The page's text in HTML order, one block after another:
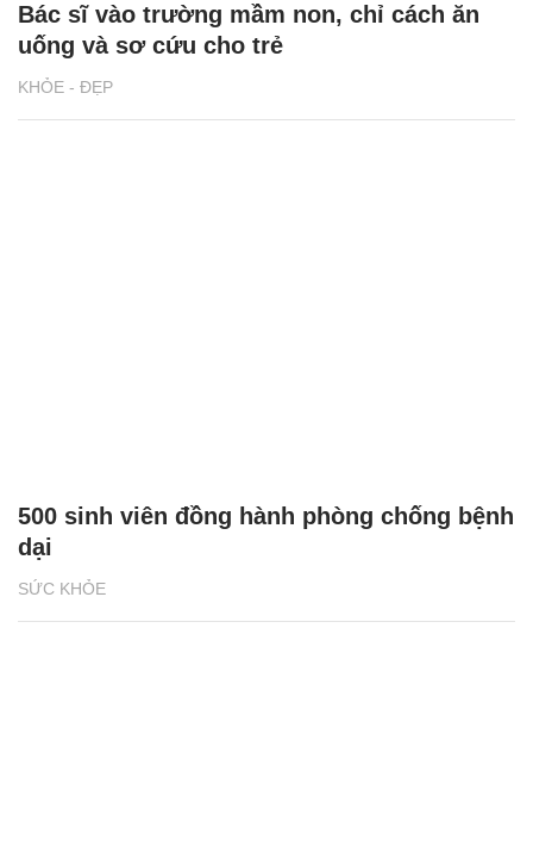
KHỎE - ĐẸP
Bác sĩ vào trường mầm non, chỉ cách ăn
uống và sơ cứu cho trẻ
SỨC KHỎE
500 sinh viên đồng hành phòng chống bệnh
dại